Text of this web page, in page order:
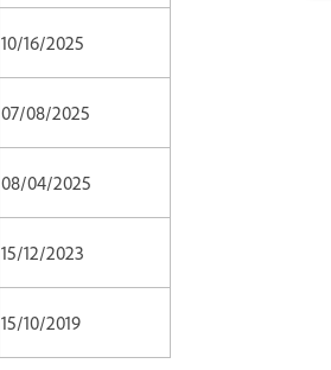
10/16/2025
07/08/2025
08/04/2025
15/12/2023
15/10/2019